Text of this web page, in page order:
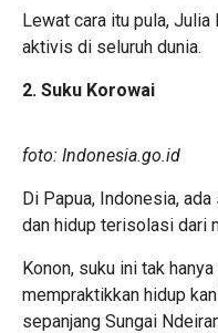
Lewat cara itu pula,
aktivis di seluruh dunia.
2. Suku Korowai
foto: Indonesia.go.id
Di Papua, Indonesia,
dan hidup terisolasi dari
Konon, suku ini tak
mempraktikkan hidup
sepanjang Sungai